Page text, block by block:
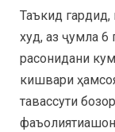
Таъкид гардид,
худ, аз ҷумла 6
расонидани
кишвари
тавассути